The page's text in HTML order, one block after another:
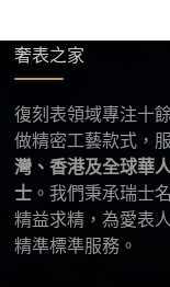
發給我們，我們
供最新物流資訊
五、海外寄送說
本店支援寄送
外地區，運費會
服在出貨前會跟
最後：喜
奢表之家
復刻表領域專注十
做精密工藝款式，
灣、香港及全球華
士 。我們秉承瑞士
精益求精，為愛表
精準標準服務。